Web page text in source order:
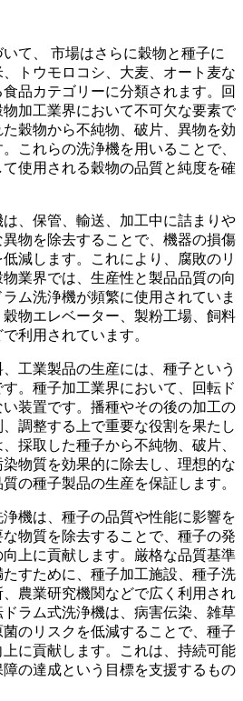
て、
市場はさらに穀物と種子に
トウモロコシ、大麦、オート麦な
品カテゴリーに分類されます。回
加工業界において不可欠な要素で
穀物から不純物、破片、異物を効
これらの洗浄機を用いることで、
使用される穀物の品質と純度を確
、保管、輸送、加工中に詰まりや
物を除去することで、機器の損傷
減します。これにより、腐敗のリ
業界では、生産性と製品品質の向
ラム洗浄機が頻繁に使用されていま
物エレベーター、製粉工場、飼料
利用されています。
工業製品の生産には、種子という
。種子加工業界において、回転ド
装置です。播種やその後の加工の
調整する上で重要な役割を果たし
採取した種子から不純物、破片、
物質を効果的に除去し、理想的な
の種子製品の生産を保証します。
機は、種子の品質や性能に影響を
物質を除去することで、種子の発
上に貢献します。厳格な品質基準
すために、種子加工施設、種子洗
農業研究機関などで広く利用され
ラム式洗浄機は、病害伝染、雑草
のリスクを低減することで、種子
に貢献します。これは、持続可能
の達成という目標を支援するもの